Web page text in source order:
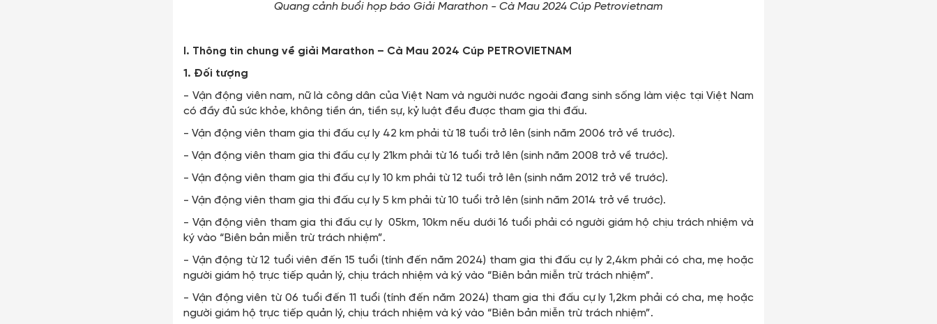
Quang cảnh buổi họp báo Giải Marathon - Cà Mau 2024 Cúp Petrovietnam
I. Thông tin chung về giải Marathon – Cà Mau 2024 Cúp PETROVIETNAM
1. Đối tượng
- Vận động viên nam, nữ là công dân của Việt Nam và người nước ngoài đang sinh sống làm việc tại Việt Nam
có đầy đủ sức khỏe, không tiền án, tiền sự, kỷ luật đều được tham gia thi đấu.
- Vận động viên tham gia thi đấu cự ly 42 km phải từ 18 tuổi trở lên (sinh năm 2006 trở về trước).
- Vận động viên tham gia thi đấu cự ly 21km phải từ 16 tuổi trở lên (sinh năm 2008 trở về trước).
- Vận động viên tham gia thi đấu cự ly 10 km phải từ 12 tuổi trở lên (sinh năm 2012 trở về trước).
- Vận động viên tham gia thi đấu cự ly 5 km phải từ 10 tuổi trở lên (sinh năm 2014 trở về trước).
- Vận động viên tham gia thi đấu cự ly 05km, 10km nếu dưới 16 tuổi phải có người giám hộ chịu trách nhiệm và
ký vào “Biên bản miễn trừ trách nhiệm”.
- Vận động từ 12 tuổi viên đến 15 tuổi (tính đến năm 2024) tham gia thi đấu cự ly 2,4km phải có cha, mẹ hoặc
người giám hộ trực tiếp quản lý, chịu trách nhiệm và ký vào “Biên bản miễn trừ trách nhiệm”.
- Vận động viên từ 06 tuổi đến 11 tuổi (tính đến năm 2024) tham gia thi đấu cự ly 1,2km phải có cha, mẹ hoặc
người giám hộ trực tiếp quản lý, chịu trách nhiệm và ký vào “Biên bản miễn trừ trách nhiệm”.